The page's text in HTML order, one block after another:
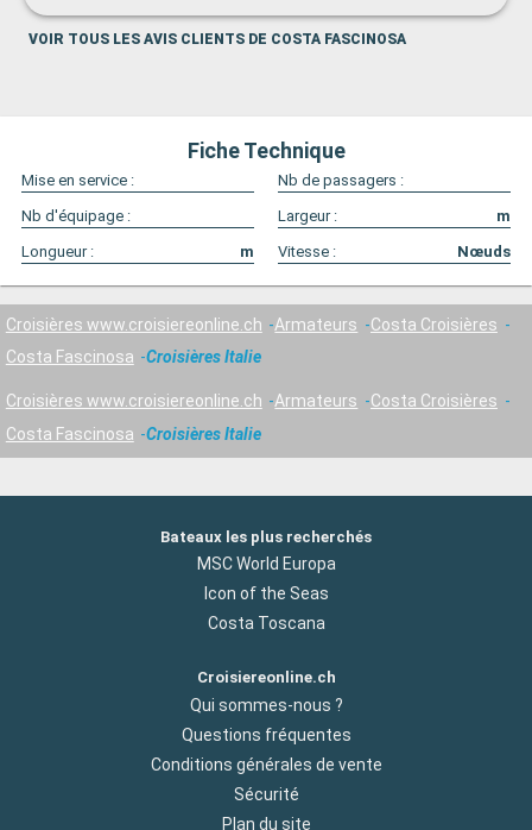
VOIR TOUS LES AVIS CLIENTS DE COSTA FASCINOSA
Fiche Technique
Mise en service :
Nb de passagers :
Nb d'équipage :
Largeur :
m
Longueur :
m Vitesse : Nœuds
Croisières www.croisiereonline.ch Armateurs
Costa Croisières
Costa Fascinosa
Croisières Italie
Croisières www.croisiereonline.ch Armateurs
Costa Croisières
Costa Fascinosa
Croisières Italie
Bateaux les plus recherchés
MSC World Europa
Icon of the Seas
Costa Toscana
Croisiereonline.ch
Qui sommes-nous ?
Questions fréquentes
Conditions générales de vente
Sécurité
Plan du site